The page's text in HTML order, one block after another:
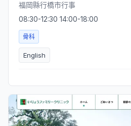
福岡縣行橋市行事
08:30-12:30 14:00-18:00
骨科
English